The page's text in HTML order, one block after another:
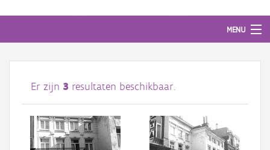
MENU
Afbeeldingen
#BeeldIndeKijker
Hergebruik
Er zijn 3 resultaten beschikbaar.